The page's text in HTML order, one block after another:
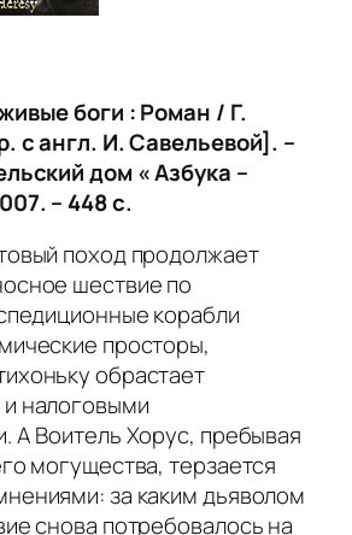
боги : Роман / Г.
с англ. И. Савельевой]. –
дом « Азбука –
– 448 с.
поход продолжает
шествие по
корабли
просторы,
обрастает
налоговыми
А Воитель Хорус, пребывая
могущества, терзается
за каким дьяволом
снова потребовалось на